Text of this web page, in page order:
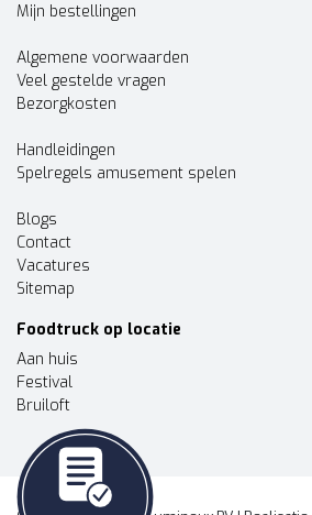
Mijn bestellingen
Algemene voorwaarden
Veel gestelde vragen
Bezorgkosten
Handleidingen
Spelregels amusement spelen
Blogs
Contact
Vacatures
Sitemap
Foodtruck op locatie
Aan huis
Festival
Bruiloft